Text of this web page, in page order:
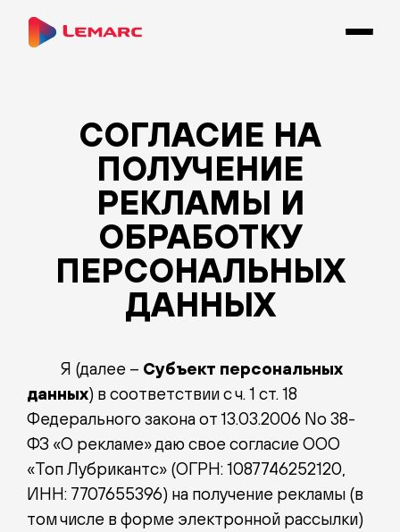
СОГЛАСИЕ НА
ПОЛУЧЕНИЕ
РЕКЛАМЫ И
ОБРАБОТКУ
ПЕРСОНАЛЬНЫХ
ДАННЫХ
Я (далее – Субъект персональных
данных) в соответствии с ч. 1 ст. 18
Федерального закона от 13.03.2006 No 38-
ФЗ «О рекламе» даю свое согласие ООО
«Топ Лубрикантс» (ОГРН: 1087746252120,
ИНН: 7707655396) на получение рекламы (в
том числе в форме электронной рассылки)